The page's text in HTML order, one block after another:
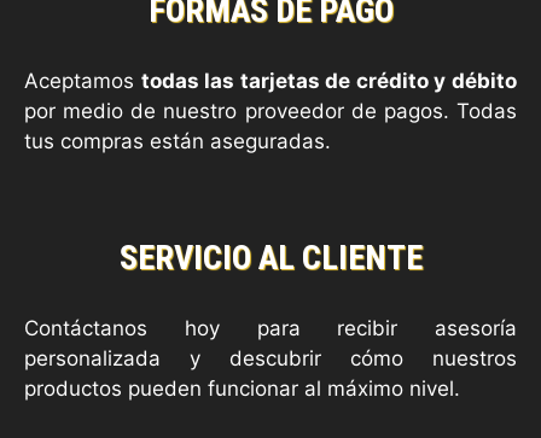
FORMAS DE PAGO
Aceptamos todas las tarjetas de crédito y débito
por medio de nuestro proveedor de pagos. Todas
tus compras están aseguradas.
SERVICIO AL CLIENTE
Contáctanos hoy para recibir asesoría
personalizada y descubrir cómo nuestros
productos pueden funcionar al máximo nivel.